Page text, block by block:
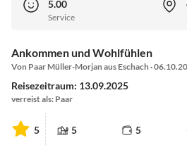
5.00
Service
Ankommen und Wohlfühlen
Von Paar Müller-Morjan aus Eschach ·
Reisezeitraum: 13.09.2025
verreist als: Paar
5 5 5